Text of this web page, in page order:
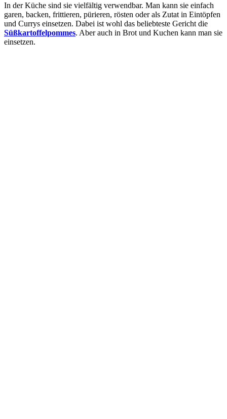
In der Küche sind sie vielfältig verwendbar. Man kann sie einfach
garen, backen, frittieren, pürieren, rösten oder als Zutat in Eintöpfen
und Currys einsetzen. Dabei ist wohl das beliebteste Gericht die
Süßkartoffelpommes. Aber auch in Brot und Kuchen kann man sie
einsetzen.